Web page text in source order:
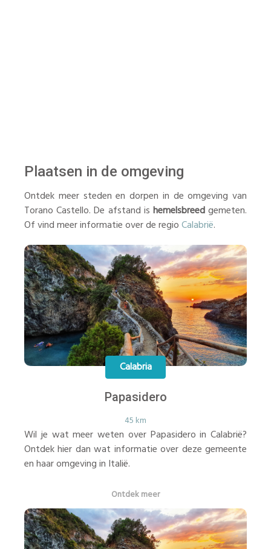
Plaatsen in de omgeving
Ontdek meer steden en dorpen in de omgeving van
Torano Castello. De afstand is hemelsbreedgemeten.
Of vind meer informatie over de regioCalabrië.
Calabria
Papasidero
45 km
Wil je wat meer weten over Papasidero in Calabrië?
Ontdek hier dan wat informatie over deze gemeente
en haar omgeving in Italië.
Ontdek meer